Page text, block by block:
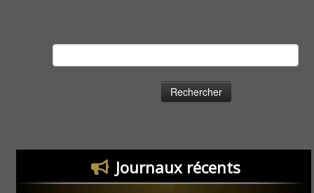
Journaux récents